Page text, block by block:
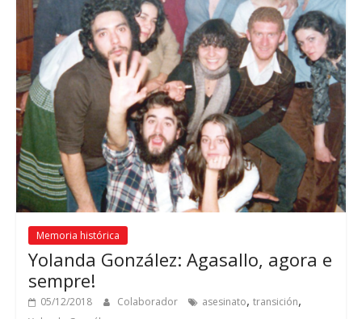
Memoria histórica
Yolanda González: Agasallo, agora e
sempre!
05/12/2018 Colaborador asesinato, transición,